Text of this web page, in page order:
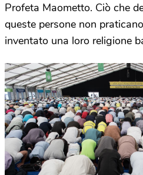
Profeta Maometto. Ciò che
queste persone non
inventato una loro religione